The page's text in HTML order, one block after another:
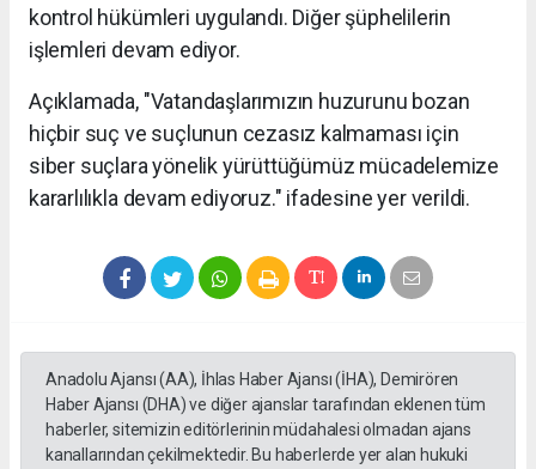
kontrol hükümleri uygulandı. Diğer şüphelilerin
işlemleri devam ediyor.
Açıklamada, "Vatandaşlarımızın huzurunu bozan
hiçbir suç ve suçlunun cezasız kalmaması için
siber suçlara yönelik yürüttüğümüz mücadelemize
kararlılıkla devam ediyoruz." ifadesine yer verildi.
Anadolu Ajansı (AA), İhlas Haber Ajansı (İHA), Demirören
Haber Ajansı (DHA) ve diğer ajanslar tarafından eklenen tüm
haberler, sitemizin editörlerinin müdahalesi olmadan ajans
kanallarından çekilmektedir. Bu haberlerde yer alan hukuki